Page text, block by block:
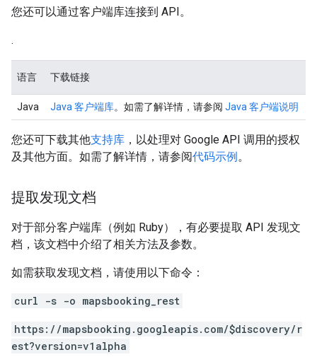
您还可以通过客户端库连接到 API。
.
语言 下载链接
Java Java 客户端库。如需了解详情，请参阅 Java 客户端说明
您还可下载其他支持库 ，以处理对 Google API 调用的授权
及其他方面。如需了解详情，请参阅代码示例。
提取发现文档
对于部分客户端库（例如 Ruby），有必要提取 API 发现文
档，该文档中介绍了相关方法及参数。
如需获取发现文档，请使用以下命令：
curl -s -o mapsbooking_rest
https://mapsbooking.googleapis.com/$discovery/r
est?version=v1alpha